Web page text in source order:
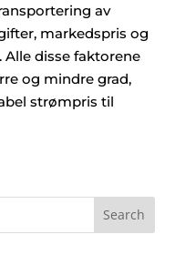
av
markedspris og
disse faktorene
og mindre grad,
strømpris til
Search